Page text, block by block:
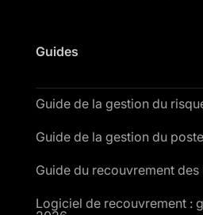
Guides
Guide de la gestion du
Guide de la gestion du
Guide du recouvrement des
Logiciel de recouvrement :